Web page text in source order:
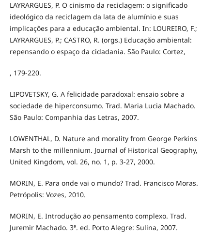
LAYRARGUES, P. O cinismo da reciclagem: o significado
ideológico da reciclagem da lata de alumínio e suas
implicações para a educação ambiental. In: LOUREIRO, F.;
LAYRARGUES, P.; CASTRO, R. (orgs.) Educação ambiental:
repensando o espaço da cidadania. São Paulo: Cortez,
, 179-220.
LIPOVETSKY, G. A felicidade paradoxal: ensaio sobre a
sociedade de hiperconsumo. Trad. Maria Lucia Machado.
São Paulo: Companhia das Letras, 2007.
LOWENTHAL, D. Nature and morality from George Perkins
Marsh to the millennium. Journal of Historical Geography,
United Kingdom, vol. 26, no. 1, p. 3-27, 2000.
MORIN, E. Para onde vai o mundo? Trad. Francisco Moras.
Petrópolis: Vozes, 2010.
MORIN, E. Introdução ao pensamento complexo. Trad.
Juremir Machado. 3ª. ed. Porto Alegre: Sulina, 2007.